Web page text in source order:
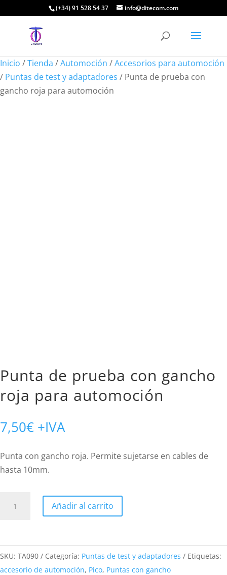
(+34) 91 528 54 37 info@ditecom.com
Inicio /Tienda /Automoción /Accesorios para automoción
/ Puntas de test y adaptadores / Punta de prueba con
gancho roja para automoción
Punta de prueba con gancho
roja para automoción
7,50€ +IVA
Punta con gancho roja. Permite sujetarse en cables de
hasta 10mm.
gancho
roja
Añadir al carrito
SKU: TA090 Categoría: Puntas de test y adaptadores
Etiquetas:
accesorio de automoción, Pico, Puntas con gancho